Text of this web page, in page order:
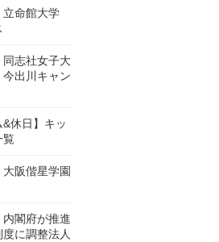
立命館大学
同志社女子大
出川キャン
&休日】キッ
覧
大阪偕星学園
内閣府が推進
に調整法人